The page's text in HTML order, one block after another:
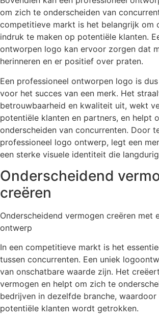
om zich te onderscheiden van
competitieve markt is het belangrijk om
indruk te maken op potentiële klanten.
ontworpen logo kan ervoor zorgen dat
herinneren en er positief over praten.
Een professioneel ontworpen logo is
voor het succes van een merk. Het
betrouwbaarheid en kwaliteit uit, wekt
potentiële klanten en partners, en helpt
onderscheiden van concurrenten. Door
professioneel logo ontwerp, legt een
een sterke visuele identiteit die
Onderscheidend
creëren
Onderscheidend vermogen creëren met
ontwerp
In een competitieve markt is het
tussen concurrenten. Een uniek
van onschatbare waarde zijn. Het
vermogen en helpt om zich te
bedrijven in dezelfde branche,
potentiële klanten wordt getrokken.